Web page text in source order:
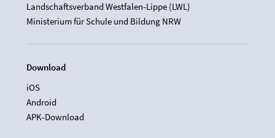
Landschaftsverband Westfalen-Lippe (LWL)
Ministerium für Schule und Bildung NRW
Download
iOS
Android
APK-Download